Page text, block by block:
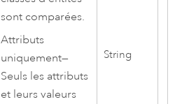
sont comparées.
Attributs
uniquement—
Seuls les attributs
et leurs valeurs
String